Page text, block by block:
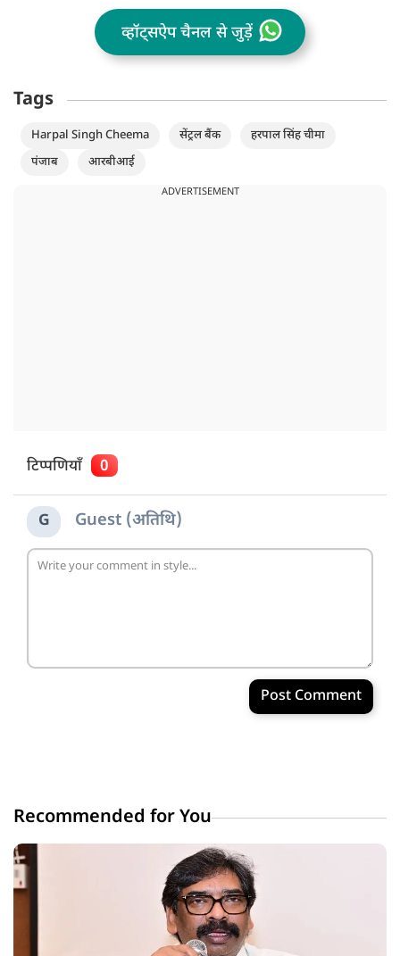
व्हॉट्सऐप चैनल से जुड़ें
Tags
Harpal Singh Cheema सेंट्रल बैंक
हरपाल सिंह चीमा
पंजाब
आरबीआई
ADVERTISEMENT
टिप्पणियाँ 0
G Guest (अतिथि)
Post Comment
Recommended for You